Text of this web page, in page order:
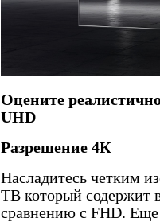
Оцените
UHD
Разрешение 4К
Насладитесь четким
ТВ который содержит
сравнению с FHD.